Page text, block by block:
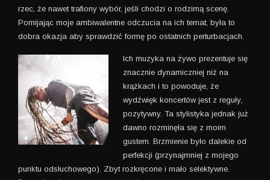
rzec, że nawet trafiony wybór, jeśli chodzi o rodzimą scenę.
Pomijając moje ambiwalentne odczucia na ich temat, była to
dobra okazja aby sprawdzić formę po ostatnich perturbacjach.
Ich muzyka na żywo prezentuje się
znacznie dynamiczniej niż na
krążkach i to powoduje, że
wydźwięk koncertów jest z reguły,
pozytywny. Ta stylistyka jednak już
dawno rozminęła się z moim
gustem. Brzmienie było dalekie od
perfekcji (przynajmniej z mojego
punktu odsłuchowego). Zbyt rozkręcone i mało selektywne.